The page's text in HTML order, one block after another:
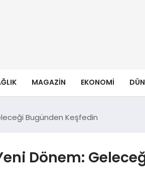
MAGAZIN EKONOMI
Bugünden Keşfedin
Dönem: